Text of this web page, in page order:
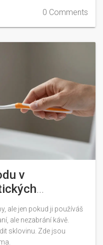
0 Comments
v
zubů
ale jen pokud ji používáš
ale nezabrání kávě.
sklovinu. Zde jsou